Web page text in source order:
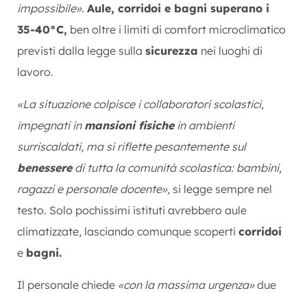
impossibile». Aule, corridoi e bagni superano i
35-40°C, ben oltre i limiti di comfort microclimatico
previsti dalla legge sulla sicurezza nei luoghi di
lavoro.
«La situazione colpisce i collaboratori scolastici,
impegnati in mansioni fisichein ambienti
surriscaldati, ma si riflette pesantemente sul
benesseredi tutta la comunità scolastica: bambini,
ragazzi e personale docente», si legge sempre nel
testo. Solo pochissimi istituti avrebbero aule
climatizzate, lasciando comunque scoperti corridoi
e bagni.
Il personale chiede «con la massima urgenza»due